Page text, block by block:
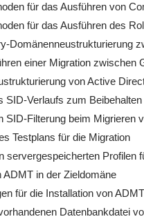
für das Ausführen von
für das Ausführen des
Domänenneustrukturierung
einer Migration zwischen
von Active
SID-Verlaufs zum
SID-Filterung beim Migrieren
Testplans für die Migration
servergespeicherten Profilen
ADMT in der Zieldomäne
für die Installation von
Datenbankdatei